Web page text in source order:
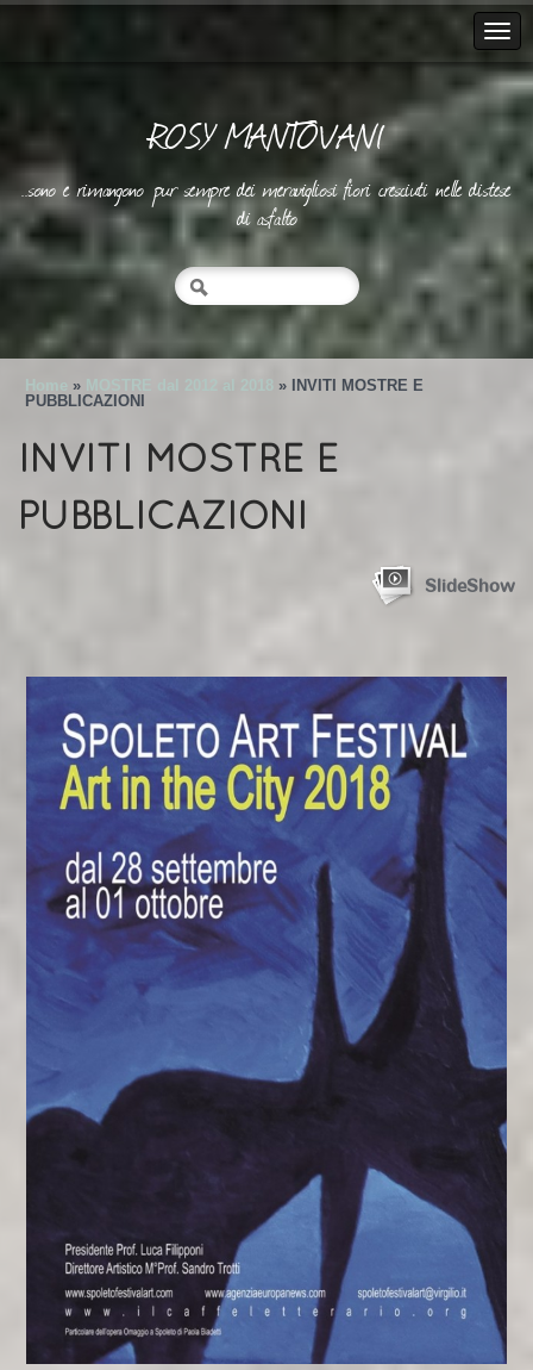
ROSY MANTOVANI
..sono e rimangono pur sempre dei meravigliosi fiori cresciuti nelle distese
di asfalto
»
» INVITI MOSTRE E
PUBBLICAZIONI
INVITI MOSTRE E
PUBBLICAZIONI
SlideShow